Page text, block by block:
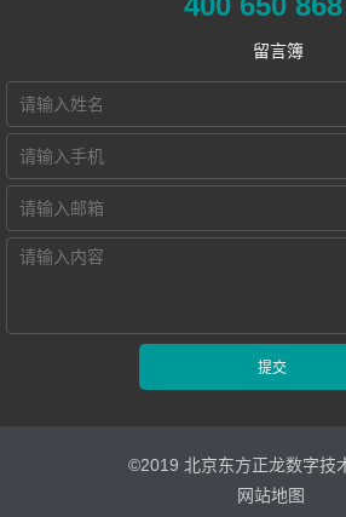
地化部署的视频
电子教室
智慧教学空间
高密度WiFi移动
MTI/BTI院校
留言簿
©2019 北京东方正龙数字技
网站地图